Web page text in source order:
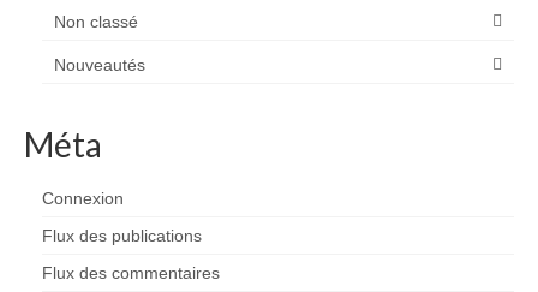
Non classé
Nouveautés
Méta
Connexion
Flux des publications
Flux des commentaires